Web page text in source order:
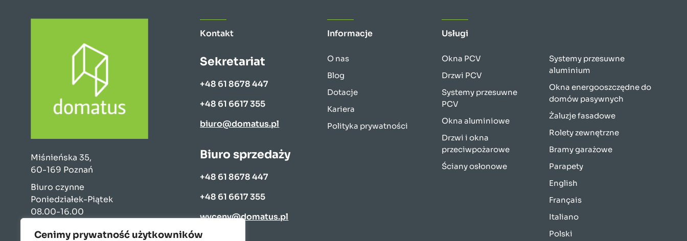
Cenimy prywatność użytkowników
Miśnieńska 35,
60-169 Poznań
Biuro czynne
Poniedziałek-Piątek
08.00-16.00
Kontakt
Sekretariat
+48 61 8678 447
+48 61 6617 355
biuro@domatus.pl
Biuro sprzedaży
+48 61 8678 447
+48 61 6617 355
wyceny@domatus.pl
Informacje
O nas
Blog
Dotacje
Kariera
Polityka prywatności
Usługi
Okna PCV
Drzwi PCV
Systemy przesuwne
PCV
Okna aluminiowe
Drzwi i okna
przeciwpożarowe
Ściany osłonowe
Systemy przesuwne
aluminium
Okna energooszczędne do
domów pasywnych
Żaluzje fasadowe
Rolety zewnętrzne
Bramy garażowe
Parapety
English
Français
Italiano
Polski